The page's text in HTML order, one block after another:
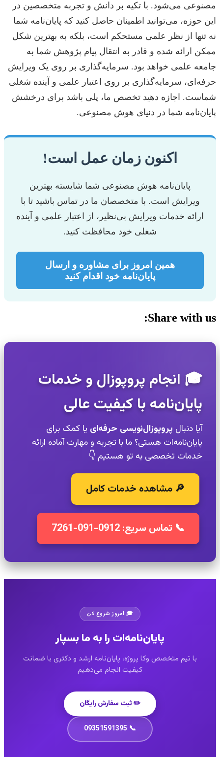
مصنوعی می‌شود. با تکیه بر دانش و تجربه متخصصین در
این حوزه، می‌توانید اطمینان حاصل کنید که پایان‌نامه شما
نه تنها از نظر علمی مستحکم است، بلکه به بهترین شکل
ممکن ارائه شده و قادر به انتقال پیام پژوهش شما به
جامعه علمی خواهد بود. سرمایه‌گذاری بر روی یک ویرایش
حرفه‌ای، سرمایه‌گذاری بر روی اعتبار علمی و آینده شغلی
شماست. اجازه دهید تخصص ما، پلی باشد برای درخشش
پایان‌نامه شما در دنیای هوش مصنوعی.
اکنون زمان عمل است!
پایان‌نامه هوش مصنوعی شما شایسته بهترین
ویرایش است. با متخصصان ما در تماس باشید تا با
ارائه خدمات ویرایش بی‌نظیر، از اعتبار علمی و آینده
شغلی خود محافظت کنید.
همین امروز برای مشاوره و ارسال
پایان‌نامه خود اقدام کنید
Share with us:
🎓 انجام پروپوزال و خدمات
پایان‌نامه با کیفیت عالی
آیا دنبال پروپوزال‌نویسی حرفه‌ای یا کمک برای
پایان‌نامه‌ات هستی؟ ما با تجربه و مهارت آماده ارائه
خدمات تخصصی به تو هستیم 👇
🔎 مشاهده خدمات کامل
📞 تماس سریع: 0912-091-7261
🎓 امروز شروع کن
پایان‌نامه‌ات را به ما بسپار
با تیم متخصص وکا پروژه، پایان‌نامه ارشد و دکتری با ضمانت
کیفیت انجام می‌دهیم
✏️ ثبت سفارش رایگان
📞 09351591395